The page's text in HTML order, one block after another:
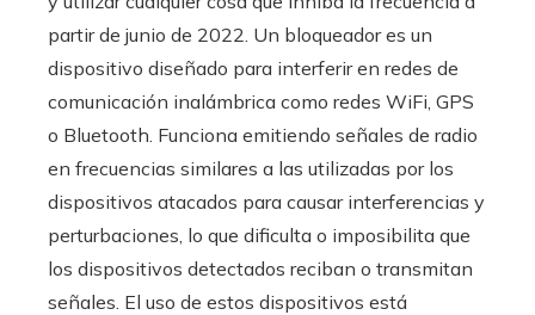
partir de junio de 2022. Un bloqueador es un
dispositivo diseñado para interferir en redes de
comunicación inalámbrica como redes WiFi, GPS
o Bluetooth. Funciona emitiendo señales de radio
en frecuencias similares a las utilizadas por los
dispositivos atacados para causar interferencias y
perturbaciones, lo que dificulta o imposibilita que
los dispositivos detectados reciban o transmitan
señales. El uso de estos dispositivos está